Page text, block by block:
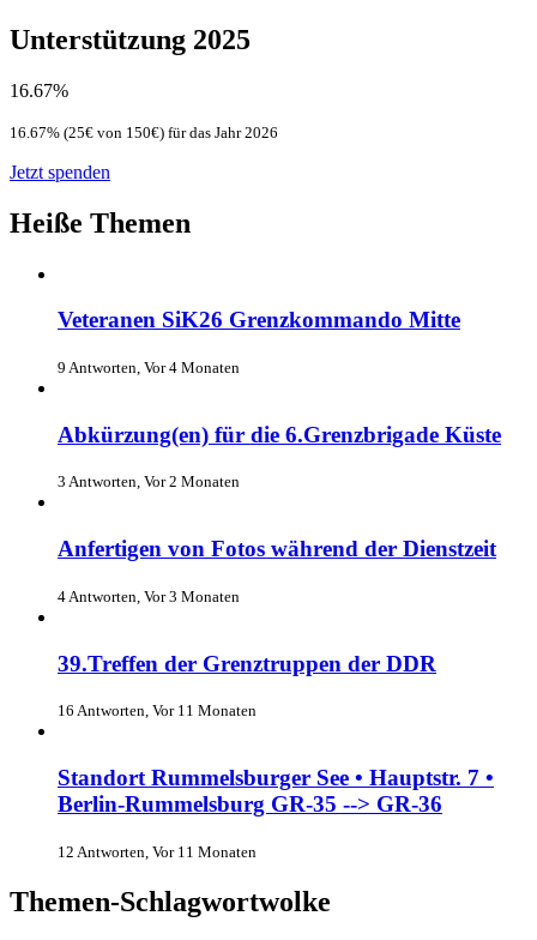
Unterstützung 2025
16.67%
16.67% (25€ von 150€) für das Jahr 2026
Jetzt spenden
Heiße Themen
Veteranen SiK26 Grenzkommando Mitte
9 Antworten, Vor 4 Monaten
Abkürzung(en) für die 6.Grenzbrigade Küste
3 Antworten, Vor 2 Monaten
Anfertigen von Fotos während der Dienstzeit
4 Antworten, Vor 3 Monaten
39.Treffen der Grenztruppen der DDR
16 Antworten, Vor 11 Monaten
Standort Rummelsburger See • Hauptstr. 7 •
Berlin-Rummelsburg GR-35 --> GR-36
12 Antworten, Vor 11 Monaten
Themen-Schlagwortwolke